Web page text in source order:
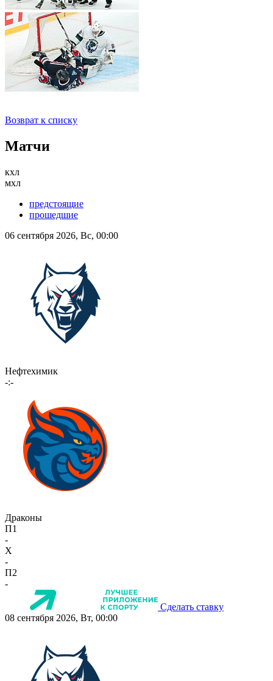
Возврат к списку
Матчи
кхл
мхл
предстоящие
прошедшие
06 сентября 2026, Вс, 00:00
Нефтехимик
-:-
Драконы
П1
-
X
-
П2
-
Сделать ставку
08 сентября 2026, Вт, 00:00